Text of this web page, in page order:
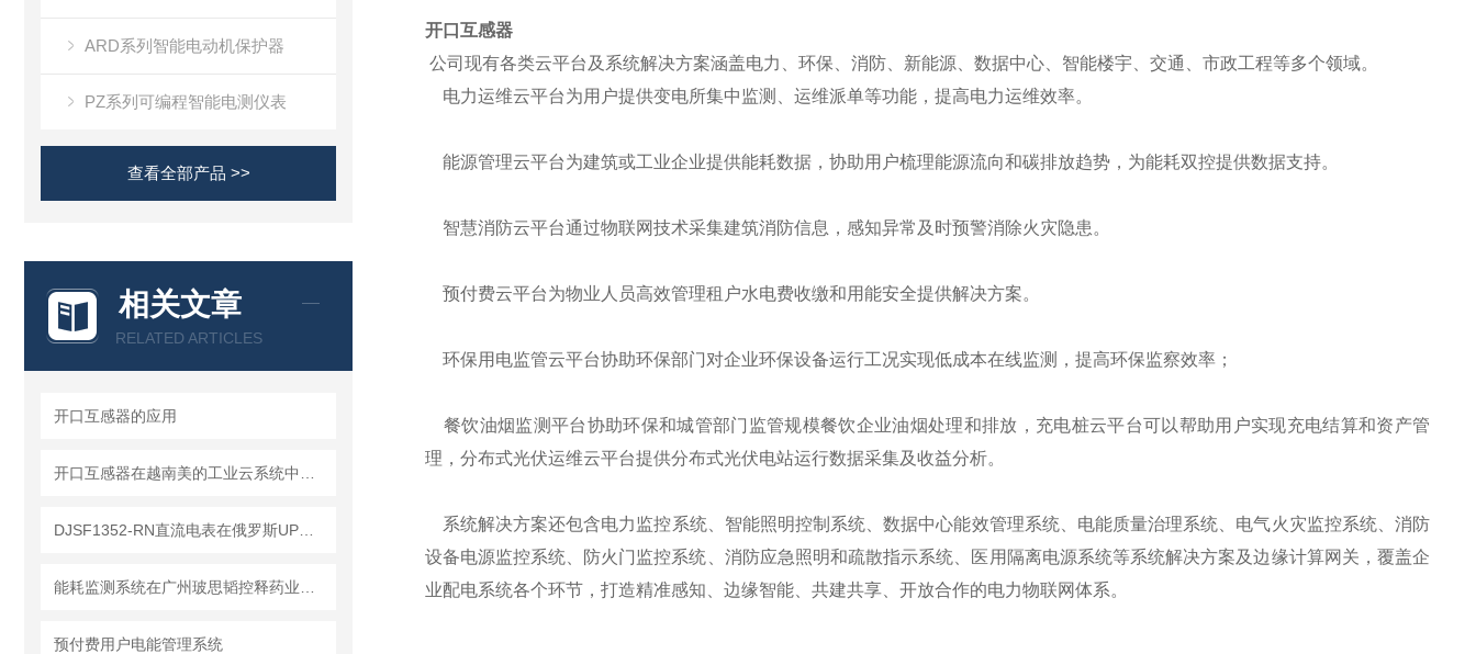
ARD系列智能电动机保护器
PZ系列可编程智能电测仪表
查看全部产品 >>
相关文章
RELATED ARTICLES
开口互感器的应用
预付费用户电能管理系统
开口互感器
公司现有各类云平台及系统解决方案涵盖电力、环保、消防、新能源、数据中心、智能楼宇、交通、市政工程等多个领域。
电力运维云平台为用户提供变电所集中监测、运维派单等功能，提高电力运维效率。
能源管理云平台为建筑或工业企业提供能耗数据，协助用户梳理能源流向和碳排放趋势，为能耗双控提供数据支持。
智慧消防云平台通过物联网技术采集建筑消防信息，感知异常及时预警消除火灾隐患。
预付费云平台为物业人员高效管理租户水电费收缴和用能安全提供解决方案。
环保用电监管云平台协助环保部门对企业环保设备运行工况实现低成本在线监测，提高环保监察效率；
餐饮油烟监测平台协助环保和城管部门监管规模餐饮企业油烟处理和排放，充电桩云平台可以帮助用户实现充电结算和资产管
理，分布式光伏运维云平台提供分布式光伏电站运行数据采集及收益分析。
系统解决方案还包含电力监控系统、智能照明控制系统、数据中心能效管理系统、电能质量治理系统、电气火灾监控系统、消防
设备电源监控系统、防火门监控系统、消防应急照明和疏散指示系统、医用隔离电源系统等系统解决方案及边缘计算网关，覆盖企
业配电系统各个环节，打造精准感知、边缘智能、共建共享、开放合作的电力物联网体系。